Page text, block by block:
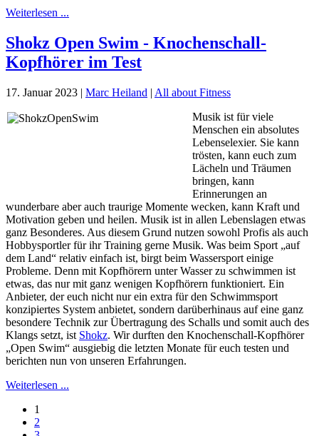
Weiterlesen ...
Shokz Open Swim - Knochenschall-
Kopfhörer im Test
17. Januar 2023 | Marc Heiland | All about Fitness
Musik ist für viele
Menschen ein absolutes
Lebenselexier. Sie kann
trösten, kann euch zum
Lächeln und Träumen
bringen, kann
Erinnerungen an
wunderbare aber auch traurige Momente wecken, kann Kraft und
Motivation geben und heilen. Musik ist in allen Lebenslagen etwas
ganz Besonderes. Aus diesem Grund nutzen sowohl Profis als auch
Hobbysportler für ihr Training gerne Musik. Was beim Sport „auf
dem Land“ relativ einfach ist, birgt beim Wassersport einige
Probleme. Denn mit Kopfhörern unter Wasser zu schwimmen ist
etwas, das nur mit ganz wenigen Kopfhörern funktioniert. Ein
Anbieter, der euch nicht nur ein extra für den Schwimmsport
konzipiertes System anbietet, sondern darüberhinaus auf eine ganz
besondere Technik zur Übertragung des Schalls und somit auch des
Klangs setzt, ist Shokz. Wir durften den Knochenschall-Kopfhörer
„Open Swim“ ausgiebig die letzten Monate für euch testen und
berichten nun von unseren Erfahrungen.
Weiterlesen ...
1
2